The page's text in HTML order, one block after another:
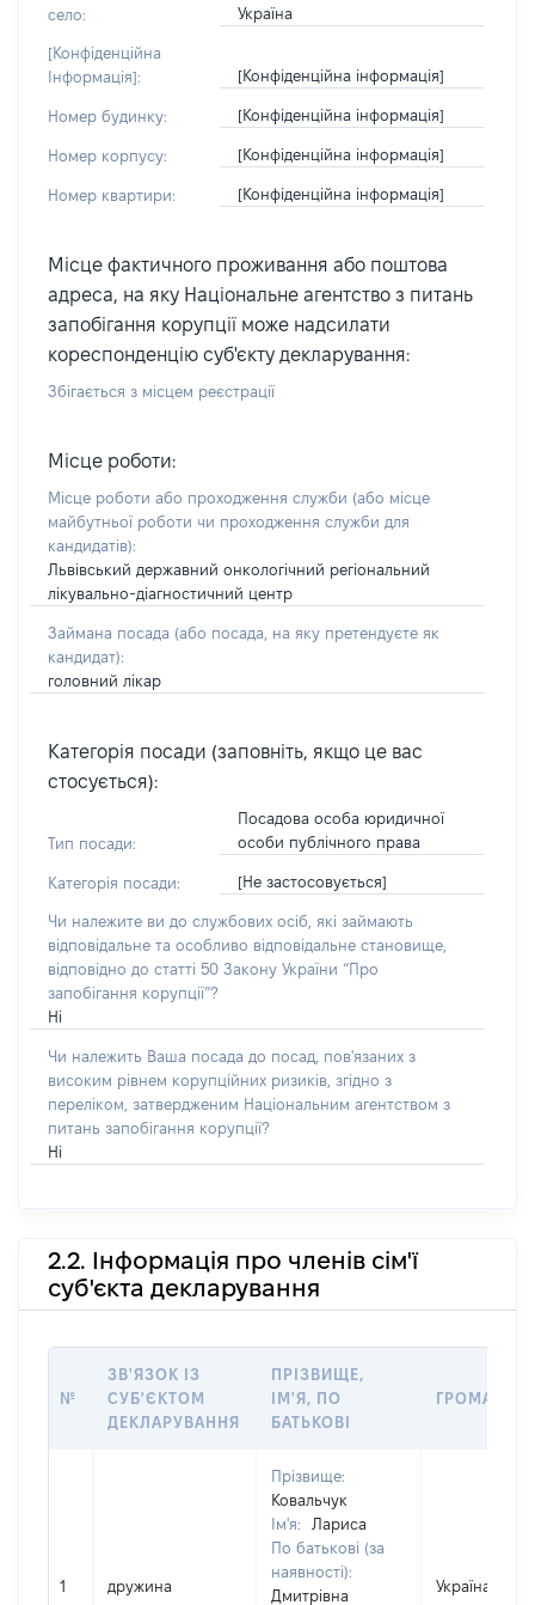
село:
Україна
[Конфіденційна
Інформація]:
[Конфіденційна інформація]
Номер будинку: [Конфіденційна інформація]
Номер корпусу: [Конфіденційна інформація]
Номер квартири: [Конфіденційна інформація]
Місце фактичного проживання або поштова
адреса, на яку Національне агентство з питань
запобігання корупції може надсилати
кореспонденцію суб'єкту декларування:
Збігається з місцем реєстрації
Місце роботи:
Місце роботи або проходження служби (або місце
майбутньої роботи чи проходження служби для
кандидатів):
Львівський державний онкологічний регіональний
лікувально-діагностичний центр
Займана посада (або посада, на яку претендуєте як
кандидат):
головний лікар
Категорія посади (заповніть, якщо це вас
стосується):
Тип посади:
Посадова особа юридичної
особи публічного права
Категорія посади: [Не застосовується]
Чи належите ви до службових осіб, які займають
відповідальне та особливо відповідальне становище,
відповідно до статті 50 Закону України “Про
запобігання корупції”?
Ні
Чи належить Ваша посада до посад, пов'язаних з
високим рівнем корупційних ризиків, згідно з
переліком, затвердженим Національним агентством з
питань запобігання корупції?
Ні
2.2. Інформація про членів сім'ї
суб'єкта декларування
№
ЗВ'ЯЗОК ІЗ
СУБ'ЄКТОМ
ДЕКЛАРУВАННЯ
ПРІЗВИЩЕ,
ІМ'Я, ПО
БАТЬКОВІ
1 дружина
Прізвище:
Ковальчук
Ім'я:
Лариса
По батькові (за
наявності):
Дмитрівна
Україна